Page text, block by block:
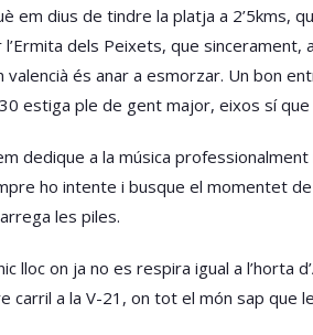
em dius de tindre la platja a 2’5kms,
l’Ermita dels Peixets, que
valencià és anar a esmorzar. Un bon
estiga ple de gent major, eixos sí que
dedique a la música
ho intente i busque el momentet
les piles.
lloc on ja no es respira igual a
carril a la V-21, on tot el món sap que